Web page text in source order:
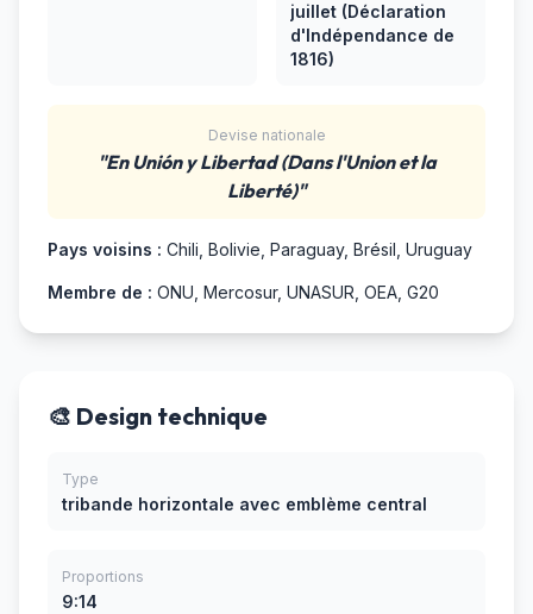
juillet (Déclaration
d'Indépendance de
1816)
Devise nationale
"En Unión y Libertad (Dans l'Union et la
Liberté)"
Pays voisins : Chili, Bolivie, Paraguay, Brésil, Uruguay
Membre de : ONU, Mercosur, UNASUR, OEA, G20
🎨 Design technique
Type
tribande horizontale avec emblème central
Proportions
9:14